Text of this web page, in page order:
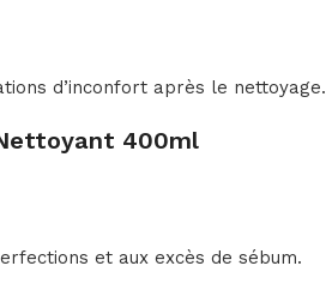
d’inconfort après le nettoyage.
400ml
et aux excès de sébum.